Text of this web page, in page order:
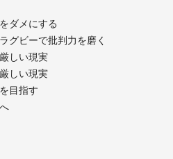
ダメにする
ビーで批判力を磨く
しい現実
厳しい現実
目指す